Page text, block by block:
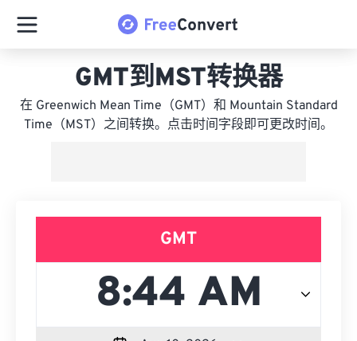
GMT到MST转换器
在 Greenwich Mean Time（GMT）和 Mountain Standard
Time（MST）之间转换。点击时间字段即可更改时间。
GMT